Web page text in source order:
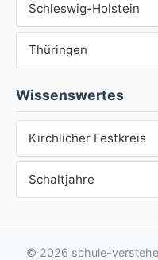
Schleswig-Holstein
Thüringen
Wissenswertes
Kirchlicher Festkreis
Schaltjahre
© 2026 schule-